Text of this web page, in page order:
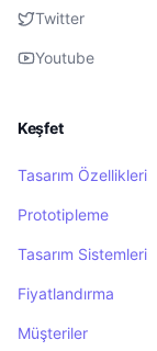
Twitter
Youtube
Keşfet
Tasarım Özellikleri
Prototipleme
Tasarım Sistemleri
Fiyatlandırma
Müşteriler